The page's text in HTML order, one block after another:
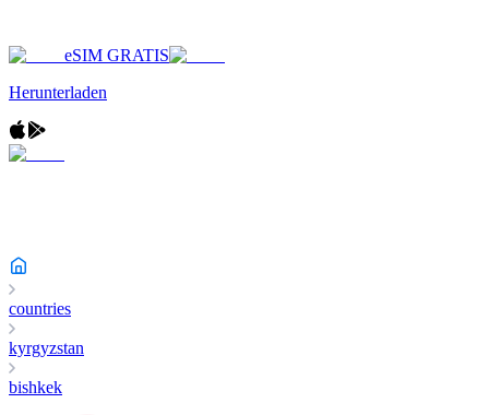
eSIM GRATIS
Herunterladen
countries
kyrgyzstan
bishkek